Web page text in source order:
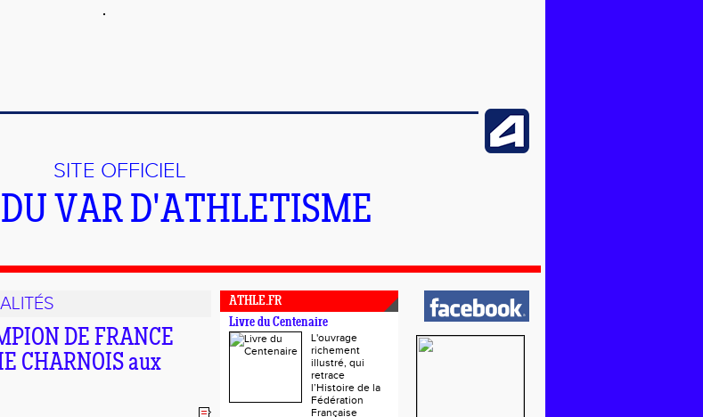
SITE OFFICIEL
VAR D'ATHLETISME
DE FRANCE
CHARNOIS aux
ATHLE.FR
Livre du Centenaire
L'ouvrage
richement
illustré, qui
retrace
l’Histoire de la
Fédération
Française